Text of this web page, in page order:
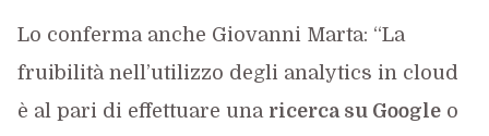
Lo conferma anche Giovanni Marta: “La
fruibilità nell’utilizzo degli analytics in cloud
è al pari di effettuare una ricerca su Googleo